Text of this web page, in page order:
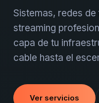
Sistemas, redes
streaming
capa de tu
cable hasta el
Ver servicios